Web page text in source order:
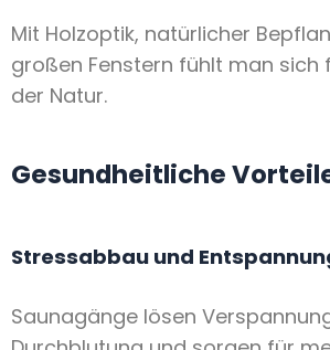
Mit Holzoptik, natürlicher
großen Fenstern fühlt man sich
der Natur.
Gesundheitliche
Stressabbau und
Saunagänge lösen